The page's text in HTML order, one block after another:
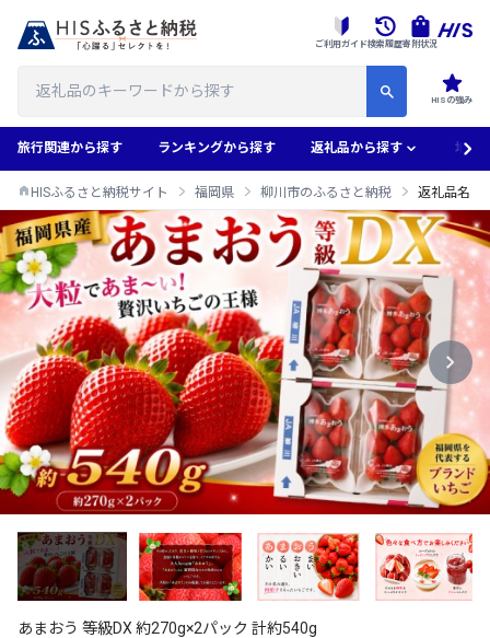
HISの強み
ご利用ガイド検索履歴寄附状況
旅行関連から探す ランキングから探す 返礼品から探す 地域
HISふるさと納税サイト 福岡県 柳川市のふるさと納税 返礼品名
あまおう 等級DX 約270g×2パック 計約540g